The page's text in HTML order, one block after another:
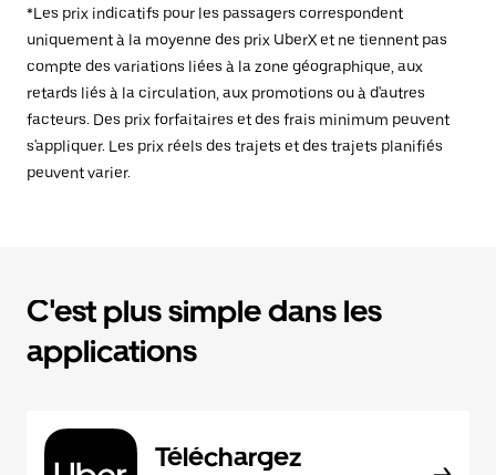
*Les prix indicatifs pour les passagers correspondent
uniquement à la moyenne des prix UberX et ne tiennent pas
compte des variations liées à la zone géographique, aux
retards liés à la circulation, aux promotions ou à d'autres
facteurs. Des prix forfaitaires et des frais minimum peuvent
s'appliquer. Les prix réels des trajets et des trajets planifiés
peuvent varier.
C'est plus simple dans les
applications
Téléchargez